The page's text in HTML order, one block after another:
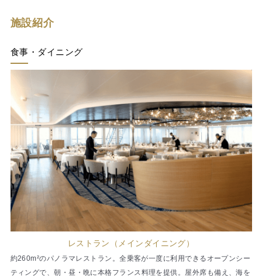
施設紹介
食事・ダイニング
レストラン（メインダイニング）
約260m²のパノラマレストラン。全乗客が一度に利用できるオープンシー
ティングで、朝・昼・晩に本格フランス料理を提供。屋外席も備え、海を